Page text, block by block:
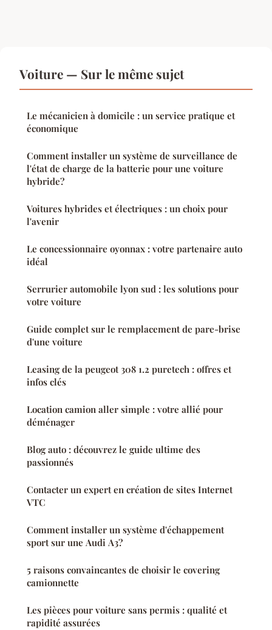
Voiture — Sur le même sujet
Le mécanicien à domicile : un service pratique et
économique
Comment installer un système de surveillance de
l'état de charge de la batterie pour une voiture
hybride?
Voitures hybrides et électriques : un choix pour
l'avenir
Le concessionnaire oyonnax : votre partenaire auto
idéal
Serrurier automobile lyon sud : les solutions pour
votre voiture
Guide complet sur le remplacement de pare-brise
d'une voiture
Leasing de la peugeot 308 1.2 puretech : offres et
infos clés
Location camion aller simple : votre allié pour
déménager
Blog auto : découvrez le guide ultime des
passionnés
Contacter un expert en création de sites Internet
VTC
Comment installer un système d'échappement
sport sur une Audi A3?
5 raisons convaincantes de choisir le covering
camionnette
Les pièces pour voiture sans permis : qualité et
rapidité assurées